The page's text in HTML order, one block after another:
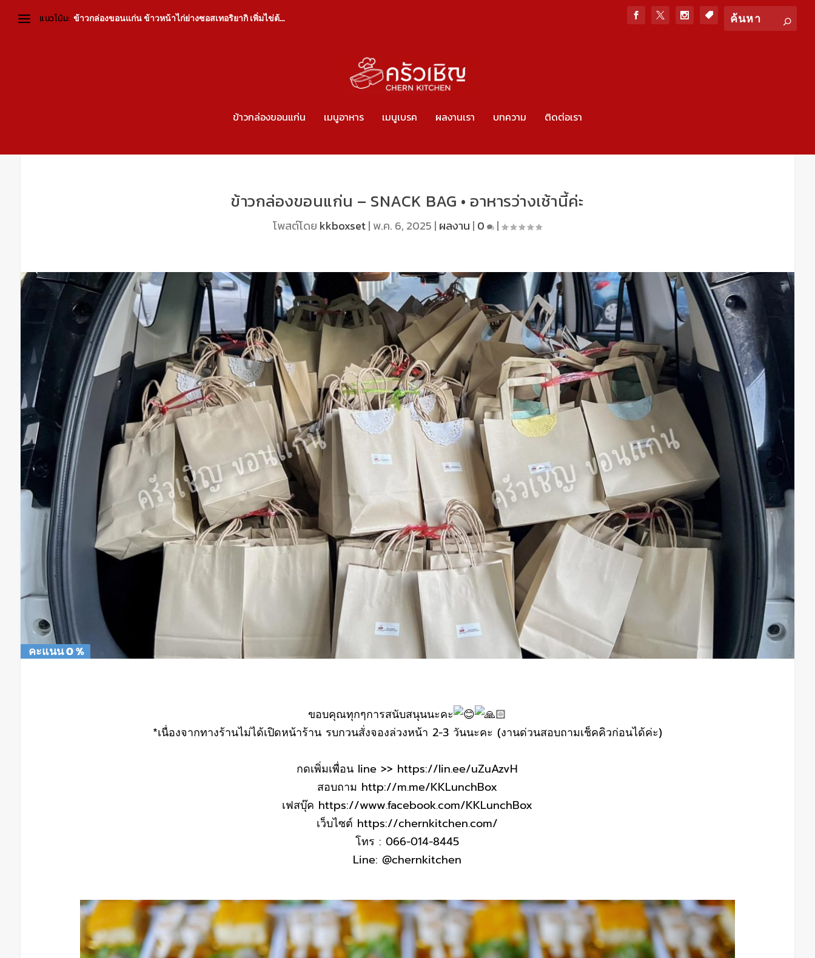
แนวโน้ม: ข้าวกล่องขอนแก่น ข้าวหน้าไก่ย่างซอสเทอริยากิ เพิ่มไข่ต้...
ข้าวกล่องขอนแก่น เมนูอาหาร เมนูเบรค ผลงานเรา บทความ ติดต่อเรา
ข้าวกล่องขอนแก่น – SNACK BAG • อาหารว่างเช้านี้ค่ะ
โพสต์โดย kkboxset| พ.ค. 6, 2025 | ผลงาน | 0 |
คะแนน 0 %
คะแนน 0 %
ขอบคุณทุกๆการสนับสนุนนะคะ
*เนื่องจากทางร้านไม่ได้เปิดหน้าร้าน รบกวนสั่งจองล่วงหน้า 2-3 วันนะคะ (งานด่วนสอบถามเช็คคิวก่อนได้ค่ะ)
กดเพิ่มเพื่อน line >> https://lin.ee/uZuAzvH
สอบถาม http://m.me/KKLunchBox
เฟสบุ๊ค https://www.facebook.com/KKLunchBox
เว็บไซต์ https://chernkitchen.com/
โทร : 066-014-8445
Line: @chernkitchen